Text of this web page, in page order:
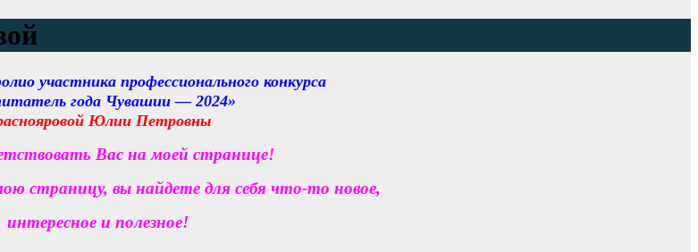
участника профессионального конкурса
года Чувашии — 2024»
Юлии Петровны
Вас на моей странице!
страницу, вы найдете для себя что-то новое,
интересное и полезное!